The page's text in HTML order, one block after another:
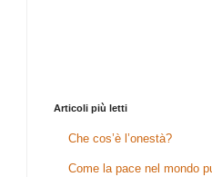
Articoli più letti
Che cos’è l’onestà?
Come la pace nel mondo